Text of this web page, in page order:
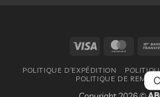
Visa
POLITIQUE D’EXPÉDITION
POLITIQUE DE